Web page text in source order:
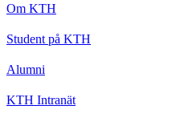
Om KTH
Student på KTH
Alumni
KTH Intranät